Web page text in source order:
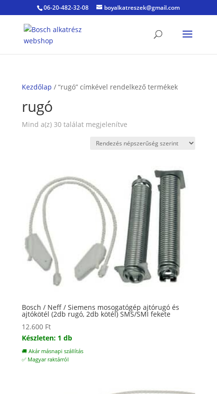
06-20-482-32-08 boyalkatreszek@gmail.com
Kezdőlap / “rugó” címkével rendelkező termékek
rugó
Mind a(z) 30 találat megjelenítveSorted
popularity
Bosch / Neff / Siemens mosogatógép ajtórugó és
ajtókötél (2db rugó, 2db kötél) SMS/SMI fekete
12.600 Ft
Készleten: 1 db
🚚 Akár másnapi szállítás
✅ Magyar raktárról